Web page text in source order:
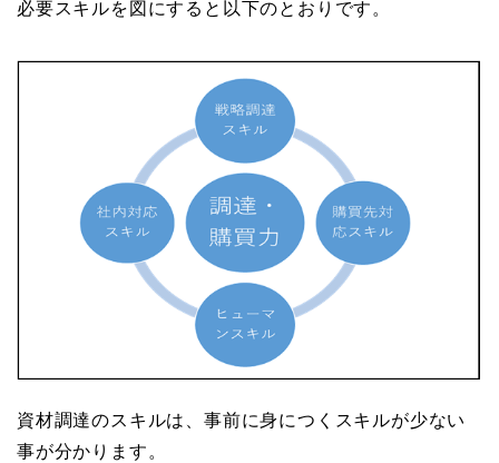
必要スキルを図にすると以下のとおりです。
資材調達のスキルは、事前に身につくスキルが少ない
事が分かります。